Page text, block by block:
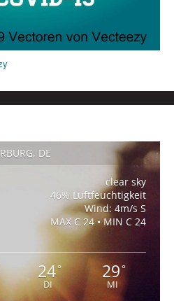
DE
clear sky
46% Luftfeuchtigkeit
Wind: 4m/s S
MAX C 24 • MIN C 24
24°
DI
29°
MI